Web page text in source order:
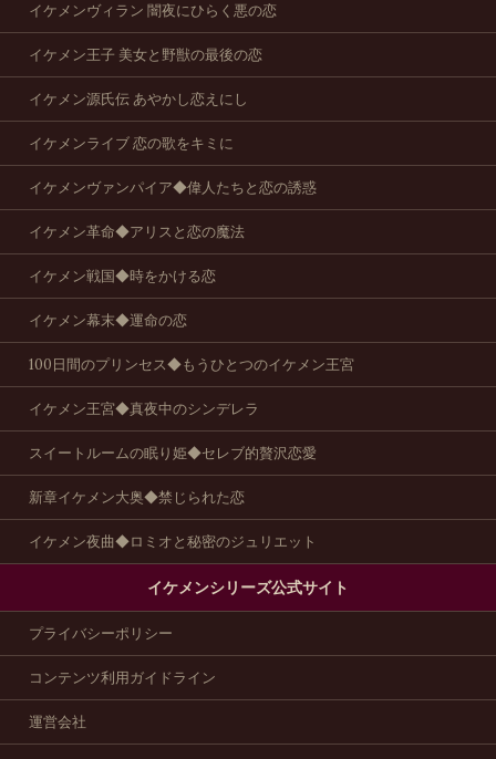
イケメンヴィラン 闇夜にひらく悪の恋
イケメン王子 美女と野獣の最後の恋
イケメン源氏伝 あやかし恋えにし
イケメンライブ 恋の歌をキミに
イケメンヴァンパイア◆偉人たちと恋の誘惑
イケメン革命◆アリスと恋の魔法
イケメン戦国◆時をかける恋
イケメン幕末◆運命の恋
100日間のプリンセス◆もうひとつのイケメン王宮
イケメン王宮◆真夜中のシンデレラ
スイートルームの眠り姫◆セレブ的贅沢恋愛
新章イケメン大奥◆禁じられた恋
イケメン夜曲◆ロミオと秘密のジュリエット
イケメンシリーズ公式サイト
プライバシーポリシー
コンテンツ利用ガイドライン
運営会社